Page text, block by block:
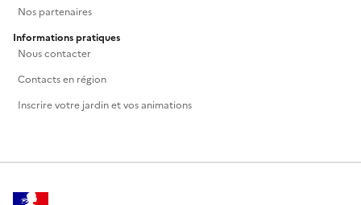
Nos partenaires
Informations pratiques
Nous contacter
Contacts en région
Inscrire votre jardin et vos animations